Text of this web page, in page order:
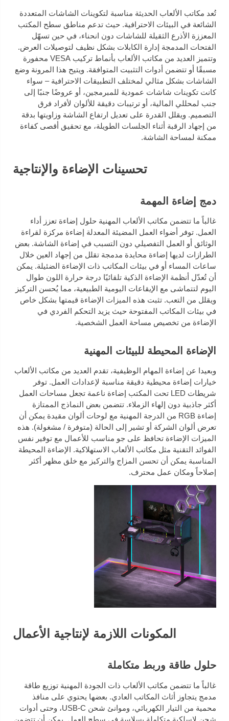
تُعد مكاتب الألعاب الحديثة مناسبة لتكوينات الشاشات المتعددة
الشائعة في البيئات الاحترافية. حيث تدعم مناطق سطح المكتب
المعززة الأذرع الثقيلة للشاشات دون انحناء، في حين تسهّل
الفتحات المدمجة إدارة الكابلات بشكل نظيف لتوصيلات العرض.
وتتميز العديد من مكاتب الألعاب بأنماط تركيب VESA محفورة
مسبقًا أو تتضمن أدوات التثبيت المتوافقة. ويتيح هذا المرونة وضع
الشاشات بشكل مثالي لمختلف التطبيقات الاحترافية – سواء
كانت تكوينات شاشات عمودية للمبرمجين، أو عروضًا جنبًا إلى
جنب لمحللي المالية، أو ترتيبات دقيقة للألوان لأفراد فرق
التصميم. ويقلل القدرة على تعديل ارتفاع الشاشة وزاويتها بدقة
من إجهاد الرقبة أثناء الجلسات الطويلة، مع تحقيق أقصى كفاءة
ممكنة لمساحة الشاشة.
تحسينات الإضاءة والإنتاجية
دمج إضاءة المهمة
غالباً ما تتضمن مكاتب الألعاب المهنية حلول إضاءة تعزز أداء
العمل. توفر أضواء العمل المضيئة المعدلة إضاءة مركزة لقراءة
الوثائق أو العمل التفصيلي دون التسبب في إضاءة الشاشة. بعض
الطرازات لديها إضاءة محايدة مدمجة تقلل من إجهاد العين خلال
ساعات المساء أو في بيئات المكاتب ذات الإضاءة الضئيلة. يمكن
أن تُعدّل أنظمة الإضاءة الذكية تلقائيًا درجة حرارة اللون طوال
اليوم لتتماشى مع الإيقاعات اليومية الطبيعية، مما يُحسن التركيز
ويقلل من التعب. تثبت هذه الميزات الإضاءة قيمتها بشكل خاص
في بيئات المكاتب المفتوحة حيث يزيد التحكم الفردي في
الإضاءة من تخصيص مساحة العمل الشخصية.
الإضاءة المحيطة للبيئات المهنية
وبعيدا عن إضاءة المهام الوظيفية، تقدم العديد من مكاتب الألعاب
خيارات إضاءة محيطية دقيقة مناسبة لإعدادات العمل. توفر
شريطات LED تحت المكتب إضاءة ناعمة تجعل مساحات العمل
أكثر جاذبية دون إلهاء الزملاء. تتضمن بعض النماذج الممتازة
إضاءة RGB من الدرجة المهنية مع لوحات ألوان مقيدة يمكن أن
تعرض ألوان الشركة أو تشير إلى الحالة (متوفرة / مشغولة). هذه
الميزات الإضاءة تحافظ على جو مناسب للأعمال مع توفير نفس
الفوائد التقنية مثل مكاتب الألعاب الاستهلاكية. الإضاءة المحيطة
المناسبة يمكن أن تحسن المزاج والتركيز مع خلق مظهر أكثر
إصلاحاً ومكان عمل محترف.
المكونات اللازمة لإنتاجية الأعمال
حلول طاقة وربط متكاملة
غالباً ما تتضمن مكاتب الألعاب ذات الجودة المهنية توزيع طاقة
مدمج يتجاوز أثاث المكاتب العادي. بعضها يحتوي على منافذ
محمية من التيار الكهربائي، وموانئ شحن USB-C، وحتى أدوات
شحن لاسلكية متكاملة بسلاسة في سطح العمل. يمكن أن تتضمن